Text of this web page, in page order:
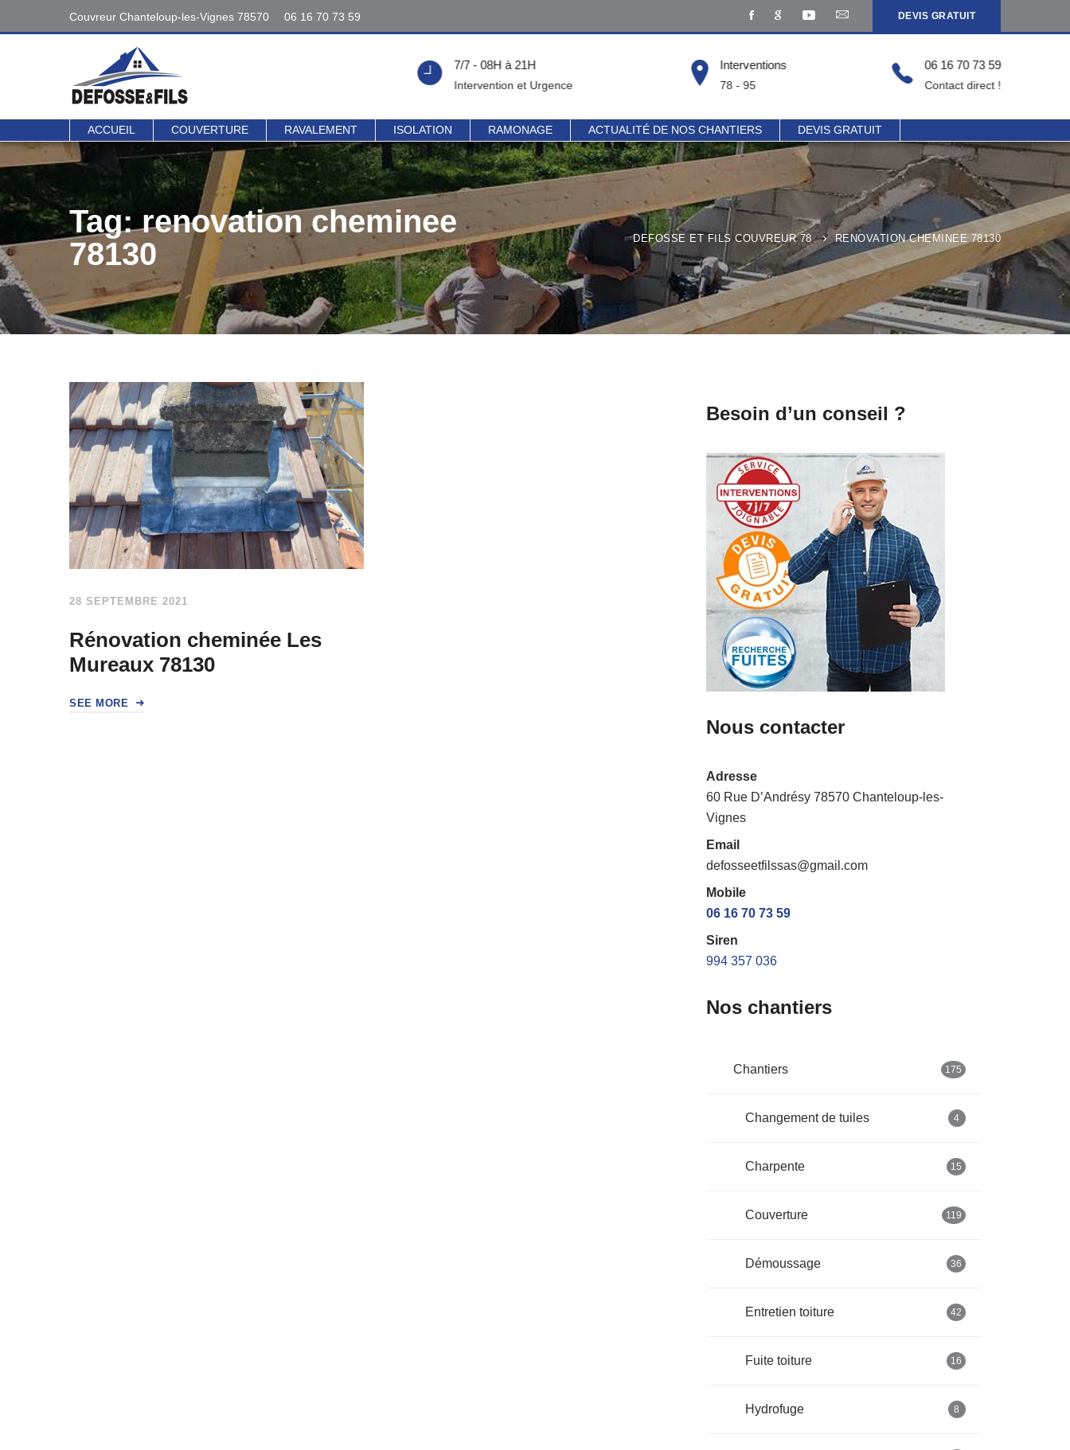
Couvreur Chanteloup-les-Vignes 78570 06 16 70 73 59 DEVIS GRATUIT
Interventions
78 - 95
7/7 - 08H à 21H
Intervention et Urgence
Interventions
78 - 95
06 16 70 73 59
Contact direct !
ACCUEIL COUVERTURE RAVALEMENT ISOLATION RAMONAGE ACTUALITÉ DE NOS CHANTIERS DEVIS GRATUIT
Tag: renovation cheminee
78130
DEFOSSE ET FILS COUVREUR 78 RENOVATION CHEMINEE 78130
28 SEPTEMBRE 2021
Rénovation cheminée Les
Mureaux 78130
SEE MORE
Besoin d’un conseil ?
Nous contacter
Adresse
60 Rue D’Andrésy 78570 Chanteloup-les-
Vignes
Email
defosseetfilssas@gmail.com
Mobile
06 16 70 73 59
Siren
994 357 036
Nos chantiers
Chantiers 175
Changement de tuiles 4
Charpente 15
Couverture 119
Démoussage 36
Entretien toiture 42
Fuite toiture 16
Hydrofuge 8